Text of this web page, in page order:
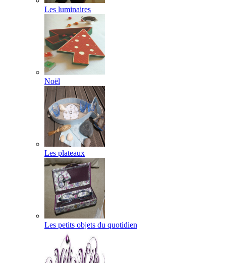
Les luminaires
Noël
Les plateaux
Les petits objets du quotidien